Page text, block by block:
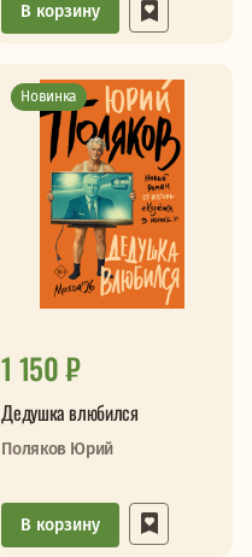
В корзину
Новинка
1 150 ₽
Дедушка влюбился
Поляков Юрий
В корзину